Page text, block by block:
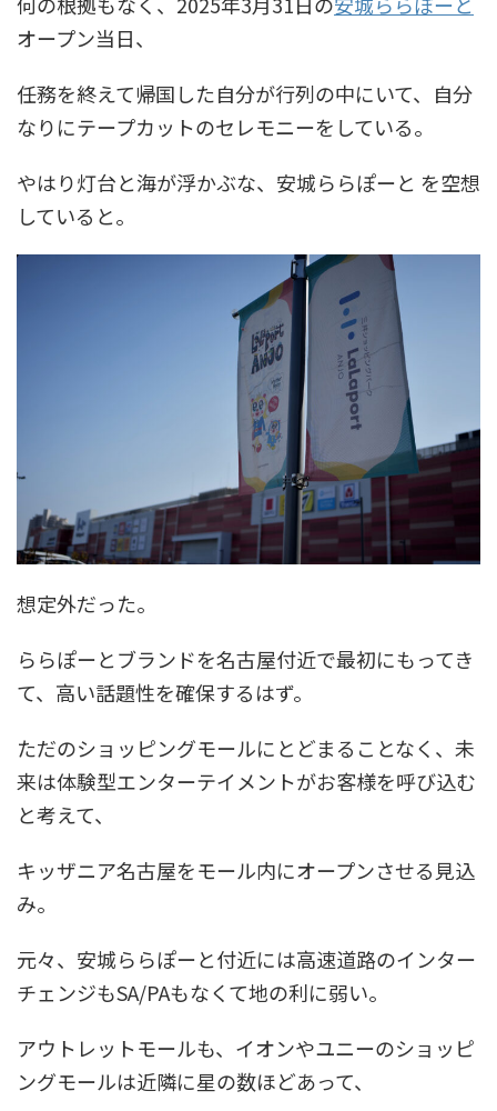
オープン当日、
任務を終えて帰国した自分が行列の中にいて、自分
なりにテープカットのセレモニーをしている。
やはり灯台と海が浮かぶな、安城ららぽーと を空想
していると。
想定外だった。
ららぽーとブランドを名古屋付近で最初にもってき
て、高い話題性を確保するはず。
ただのショッピングモールにとどまることなく、未
来は体験型エンターテイメントがお客様を呼び込む
と考えて、
キッザニア名古屋をモール内にオープンさせる見込
み。
元々、安城ららぽーと付近には高速道路のインター
チェンジもSA/PAもなくて地の利に弱い。
アウトレットモールも、イオンやユニーのショッピ
ングモールは近隣に星の数ほどあって、